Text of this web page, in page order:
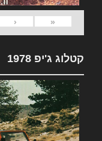
«
‹
קטלוג ג'יפ 1978